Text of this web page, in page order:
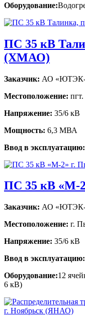
Оборудование:
ПС 35 кВ
(ХМАО)
Заказчик: АО
Местоположение:
Напряжение: 35/6 кВ
Мощность: 6,3 МВА
Ввод в эксплуатацию:
ПС 35 кВ «М-
Заказчик: АО
Местоположение: г.
Напряжение: 35/6 кВ
Ввод в эксплуатацию:
Оборудование:12
6 кВ)